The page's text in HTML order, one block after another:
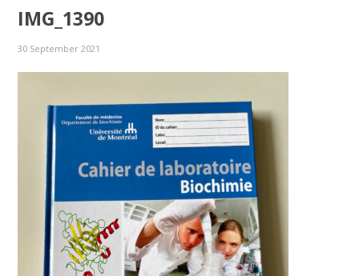
IMG_1390
30 September 2021